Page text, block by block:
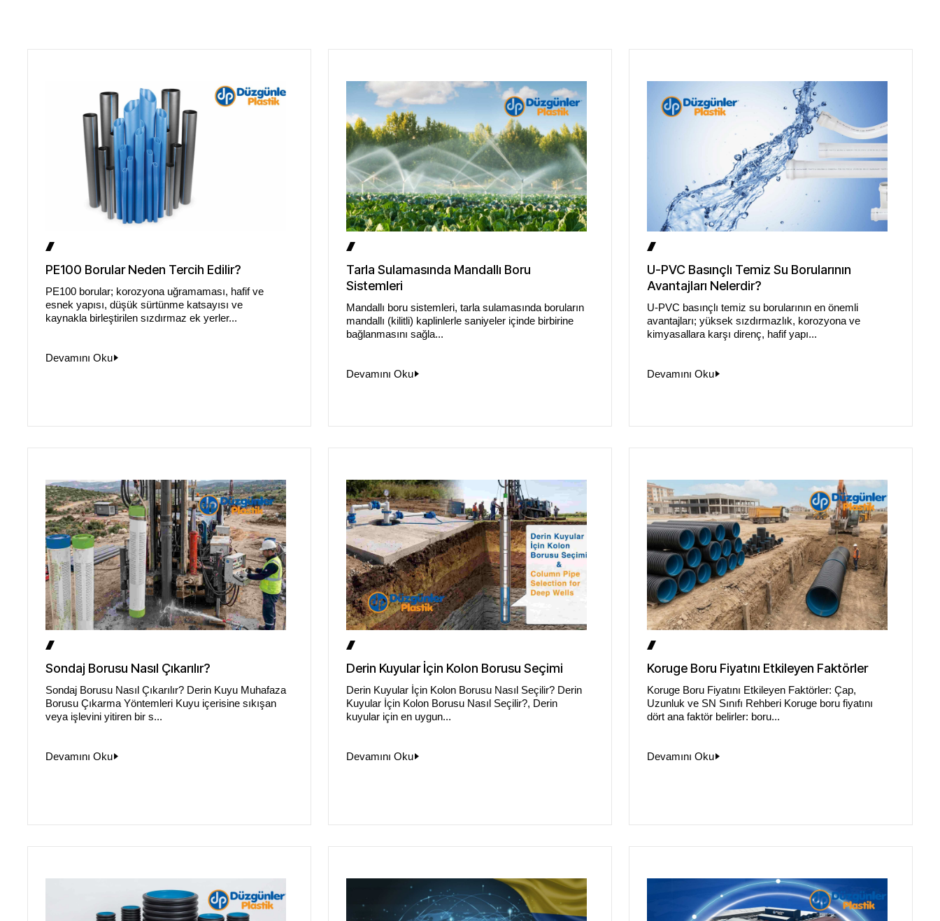
PE100 Borular Neden Tercih Edilir?
PE100 borular; korozyona uğramaması, hafif ve
esnek yapısı, düşük sürtünme katsayısı ve
kaynakla birleştirilen sızdırmaz ek yerler...
Devamını Oku
Tarla Sulamasında Mandallı Boru
Sistemleri
Mandallı boru sistemleri, tarla sulamasında boruların
mandallı (kilitli) kaplinlerle saniyeler içinde birbirine
bağlanmasını sağla...
Devamını Oku
U-PVC Basınçlı Temiz Su Borularının
Avantajları Nelerdir?
U-PVC basınçlı temiz su borularının en önemli
avantajları; yüksek sızdırmazlık, korozyona ve
kimyasallara karşı direnç, hafif yapı...
Devamını Oku
Sondaj Borusu Nasıl Çıkarılır?
Sondaj Borusu Nasıl Çıkarılır? Derin Kuyu Muhafaza
Borusu Çıkarma Yöntemleri Kuyu içerisine sıkışan
veya işlevini yitiren bir s...
Devamını Oku
Derin Kuyular İçin Kolon Borusu Seçimi
Derin Kuyular İçin Kolon Borusu Nasıl Seçilir? Derin
Kuyular İçin Kolon Borusu Nasıl Seçilir?, Derin
kuyular için en uygun...
Devamını Oku
Koruge Boru Fiyatını Etkileyen Faktörler
Koruge Boru Fiyatını Etkileyen Faktörler: Çap,
Uzunluk ve SN Sınıfı Rehberi Koruge boru fiyatını
dört ana faktör belirler: boru...
Devamını Oku